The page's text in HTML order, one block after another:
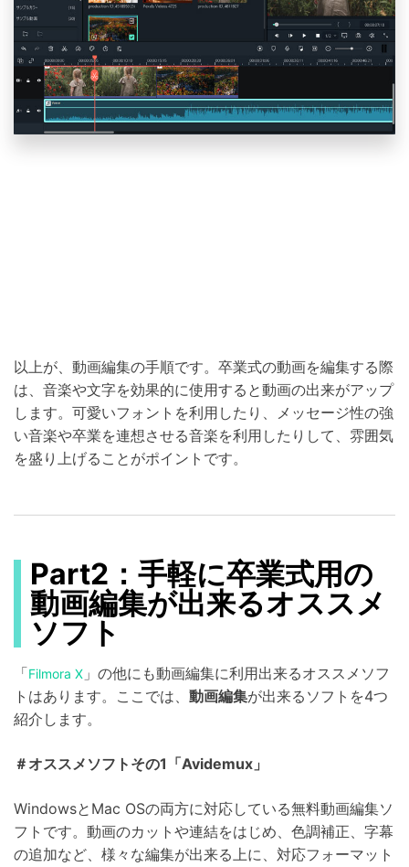
以上が、動画編集の手順です。卒業式の動画を編集する際
は、音楽や文字を効果的に使用すると動画の出来がアップ
します。可愛いフォントを利用したり、メッセージ性の強
い音楽や卒業を連想させる音楽を利用したりして、雰囲気
を盛り上げることがポイントです。
Part2：手軽に卒業式用の
動画編集が出来るオススメ
ソフト
「Filmora X 」の他にも動画編集に利用出来るオススメソフ
トはあります。ここでは、 動画編集が出来るソフトを4つ
紹介します。
＃オススメソフトその1「Avidemux」
WindowsとMac OSの両方に対応している無料動画編集ソ
フトです。動画のカットや連結をはじめ、色調補正、字幕
の追加など、様々な編集が出来る上に、対応フォーマット